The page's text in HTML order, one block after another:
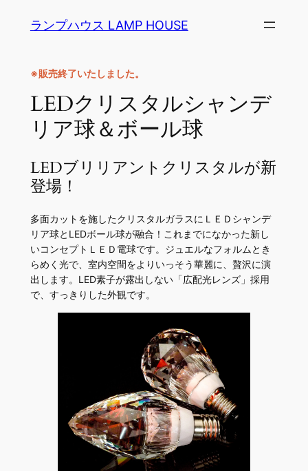
ランプハウス LAMP HOUSE
※販売終了いたしました。
LEDクリスタルシャンデ
リア球＆ボール球
LEDブリリアントクリスタルが新
登場！
多面カットを施したクリスタルガラスにＬＥＤシャンデ
リア球とLEDボール球が融合！これまでになかった新し
いコンセプトＬＥＤ電球です。ジュエルなフォルムとき
らめく光で、室内空間をよりいっそう華麗に、贅沢に演
出します。LED素子が露出しない「広配光レンズ」採用
で、すっきりした外観です。